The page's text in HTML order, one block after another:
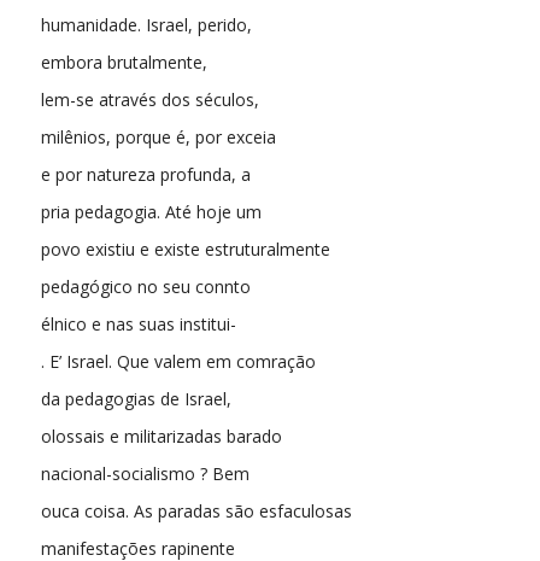
humanidade. Israel, perido,
embora brutalmente,
lem-se através dos séculos,
milênios, porque é, por exceia
e por natureza profunda, a
pria pedagogia. Até hoje um
povo existiu e existe estruturalmente
pedagógico no seu connto
élnico e nas suas institui-
. E’ Israel. Que valem em comração
da pedagogias de Israel,
olossais e militarizadas barado
nacional-socialismo ? Bem
ouca coisa. As paradas são esfaculosas
manifestações rapinente